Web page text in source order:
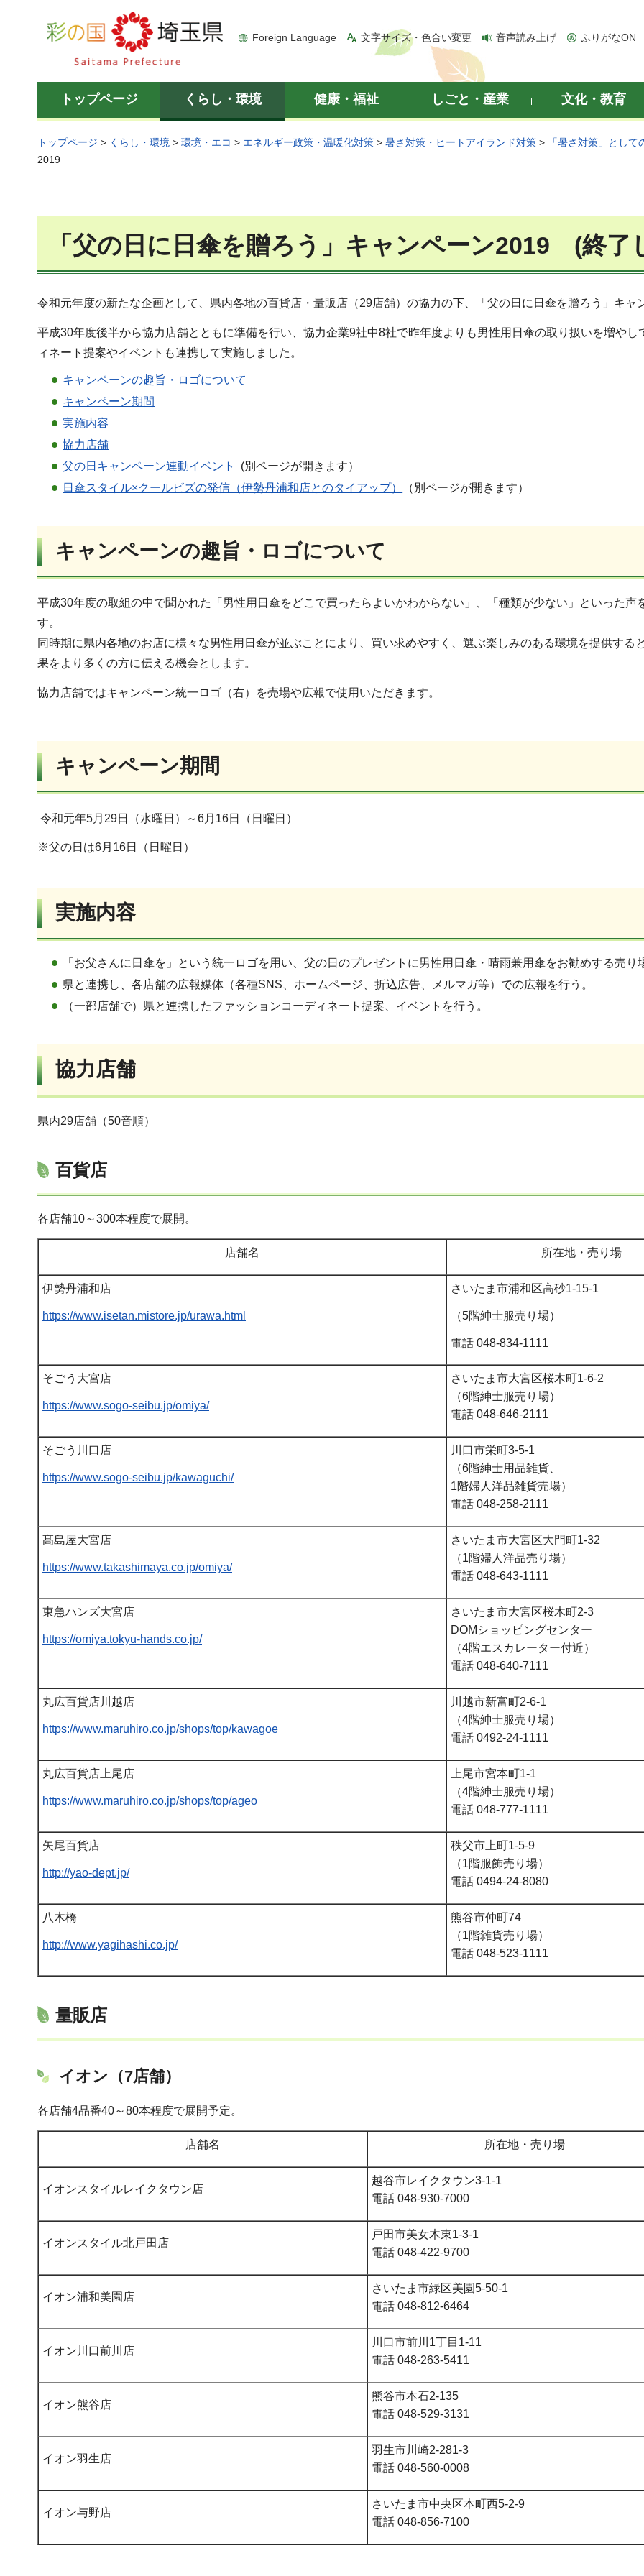
彩の国 埼玉県
Foreign Language 文字サイズ・色合い変更 音声読み上げ ふりがなON
トップページ くらし・環境 健康・福祉 しごと・産業 文化・教育
トップページ > くらし・環境 > 環境・エコ > エネルギー政策・温暖化対策 > 暑さ対策・ヒートアイランド対策 >
「暑さ対策」とし
2019
「父の日に日傘を贈ろう」キャンペーン2019 (終了
令和元年度の新たな企画として、県内各地の百貨店・量販店（29店舗）の協力の下、「父の日に日傘を贈ろう」キャ
平成30年度後半から協力店舗とともに準備を行い、協力企業9社中8社で昨年度よりも男性用日傘の取り扱いを増や
ィネート提案やイベントも連携して実施しました。
キャンペーンの趣旨・ロゴについて
キャンペーン期間
実施内容
協力店舗
父の日キャンペーン連動イベント
(別ページが開きます）
日傘スタイル×クールビズの発信（伊勢丹浦和店とのタイアップ）
（別ページが開きます）
キャンペーンの趣旨・ロゴについて
平成30年度の取組の中で聞かれた「男性用日傘をどこで買ったらよいかわからない」、「種類が少ない」といった声
す。
同時期に県内各地のお店に様々な男性用日傘が並ぶことにより、買い求めやすく、選ぶ楽しみのある環境を提供する
果をより多くの方に伝える機会とします。
協力店舗ではキャンペーン統一ロゴ（右）を売場や広報で使用いただきます。
キャンペーン期間
令和元年5月29日（水曜日）～6月16日（日曜日）
※父の日は6月16日（日曜日）
実施内容
「お父さんに日傘を」という統一ロゴを用い、父の日のプレゼントに男性用日傘・晴雨兼用傘をお勧めする売り
県と連携し、各店舗の広報媒体（各種SNS、ホームページ、折込広告、メルマガ等）での広報を行う。
（一部店舗で）県と連携したファッションコーディネート提案、イベントを行う。
協力店舗
県内29店舗（50音順）
百貨店
各店舗10～300本程度で展開。
店舗名 所在地・売り場
伊勢丹浦和店
https://www.isetan.mistore.jp/urawa.html
さいたま市浦和区高砂1-15-1
（5階紳士服売り場）
電話 048-834-1111
そごう大宮店
https://www.sogo-seibu.jp/omiya/
さいたま市大宮区桜木町1-6-2
（6階紳士服売り場）
電話 048-646-2111
そごう川口店
https://www.sogo-seibu.jp/kawaguchi/
川口市栄町3-5-1
（6階紳士用品雑貨、
1階婦人洋品雑貨売場）
電話 048-258-2111
髙島屋大宮店
https://www.takashimaya.co.jp/omiya/
さいたま市大宮区大門町1-32
（1階婦人洋品売り場）
電話 048-643-1111
東急ハンズ大宮店
https://omiya.tokyu-hands.co.jp/
さいたま市大宮区桜木町2-3
DOMショッピングセンター
（4階エスカレーター付近）
電話 048-640-7111
丸広百貨店川越店
https://www.maruhiro.co.jp/shops/top/kawagoe
川越市新富町2-6-1
（4階紳士服売り場）
電話 0492-24-1111
丸広百貨店上尾店
https://www.maruhiro.co.jp/shops/top/ageo
上尾市宮本町1-1
（4階紳士服売り場）
電話 048-777-1111
矢尾百貨店
http://yao-dept.jp/
秩父市上町1-5-9
（1階服飾売り場）
電話 0494-24-8080
八木橋
http://www.yagihashi.co.jp/
熊谷市仲町74
（1階雑貨売り場）
電話 048-523-1111
量販店
イオン（7店舗）
各店舗4品番40～80本程度で展開予定。
店舗名 所在地・売り場
イオンスタイルレイクタウン店
越谷市レイクタウン3-1-1
電話 048-930-7000
イオンスタイル北戸田店
戸田市美女木東1-3-1
電話 048-422-9700
イオン浦和美園店
さいたま市緑区美園5-50-1
電話 048-812-6464
イオン川口前川店
川口市前川1丁目1-11
電話 048-263-5411
イオン熊谷店
熊谷市本石2-135
電話 048-529-3131
イオン羽生店
羽生市川崎2-281-3
電話 048-560-0008
イオン与野店
さいたま市中央区本町西5-2-9
電話 048-856-7100